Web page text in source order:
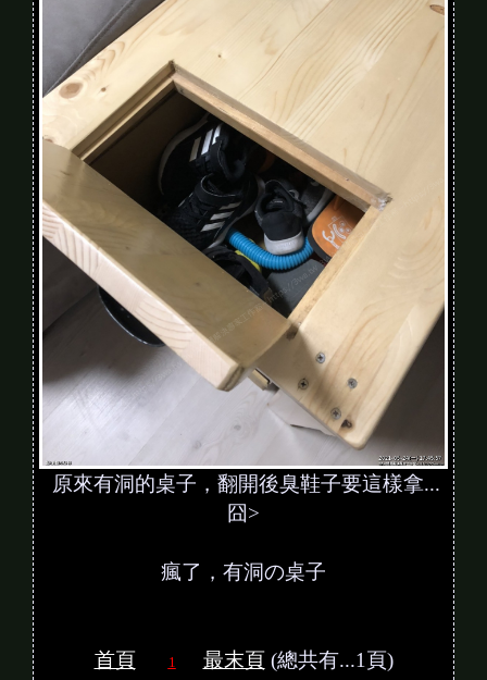
原來有洞的桌子，翻開後臭鞋子要這樣拿...
囧>
瘋了，有洞の桌子
首頁 1 最末頁(總共有...1頁)